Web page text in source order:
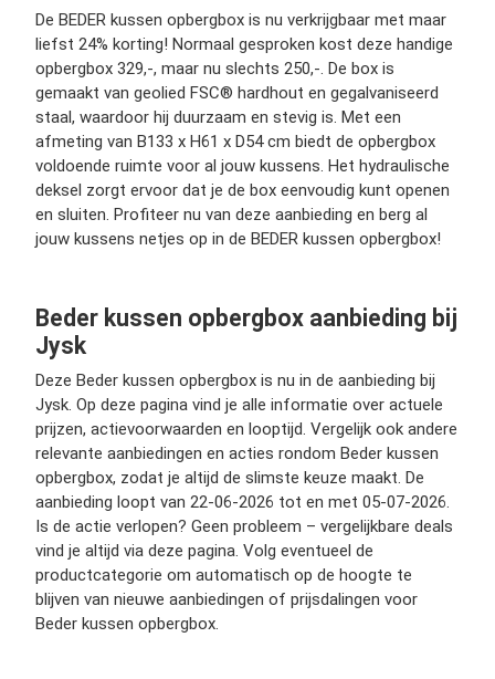
De BEDER kussen opbergbox is nu verkrijgbaar met maar
liefst 24% korting! Normaal gesproken kost deze handige
opbergbox 329,-, maar nu slechts 250,-. De box is
gemaakt van geolied FSC® hardhout en gegalvaniseerd
staal, waardoor hij duurzaam en stevig is. Met een
afmeting van B133 x H61 x D54 cm biedt de opbergbox
voldoende ruimte voor al jouw kussens. Het hydraulische
deksel zorgt ervoor dat je de box eenvoudig kunt openen
en sluiten. Profiteer nu van deze aanbieding en berg al
jouw kussens netjes op in de BEDER kussen opbergbox!
Beder kussen opbergbox aanbieding bij
Jysk
Deze Beder kussen opbergbox is nu in de aanbieding bij
Jysk. Op deze pagina vind je alle informatie over actuele
prijzen, actievoorwaarden en looptijd. Vergelijk ook andere
relevante aanbiedingen en acties rondom Beder kussen
opbergbox, zodat je altijd de slimste keuze maakt. De
aanbieding loopt van 22-06-2026 tot en met 05-07-2026.
Is de actie verlopen? Geen probleem – vergelijkbare deals
vind je altijd via deze pagina. Volg eventueel de
productcategorie om automatisch op de hoogte te
blijven van nieuwe aanbiedingen of prijsdalingen voor
Beder kussen opbergbox.